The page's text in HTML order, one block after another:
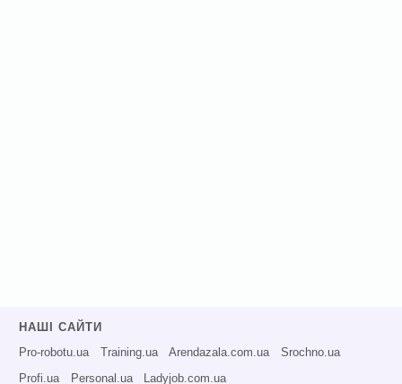
НАШІ САЙТИ
Pro-robotu.ua Training.ua Arendazala.com.ua Srochno.ua
Profi.ua Personal.ua Ladyjob.com.ua